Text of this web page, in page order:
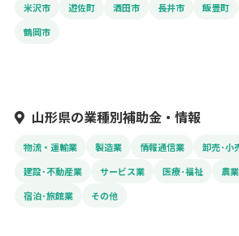
米沢市
遊佐町 酒田市 長井市 飯豊町
鶴岡市
山形県の業種別補助金・情報
物流・運輸業 製造業 情報通信業 卸売･小
建設･不動産業
サービス業 医療･福祉 農
宿泊･旅館業
その他